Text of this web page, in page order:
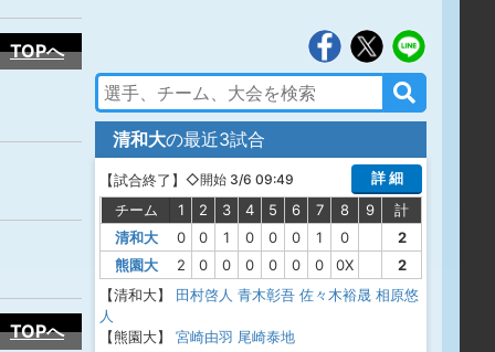
TOPへ
TOPへ
清和大の最近3試合
【試合終了】 ◇開始 3/6 09:49
詳 細
チーム
1 2 3 4 5 6 7 8 9
計
清和大
0 0 1 0 0 0 1 0
2
熊園大
2 0 0 0 0 0 0 0X
2
【清和大】
田村啓人 青木彰吾 佐々木裕晟 相原悠
人
【熊園大】
宮崎由羽 尾崎泰地